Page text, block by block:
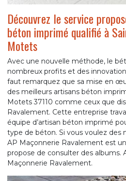
Découvrez le service
béton imprimé qualifié à
Motets
Avec une nouvelle méthode, le
nombreux profits et des
faut remarquez que sa mise en
des meilleurs artisans béton
Motets 37110 comme ceux que
Ravalement. Cette entreprise
équipe d’artisan béton imprimé
type de béton. Si vous voulez des
AP Maçonnerie Ravalement est
propose de consulter des albums.
Maçonnerie Ravalement.